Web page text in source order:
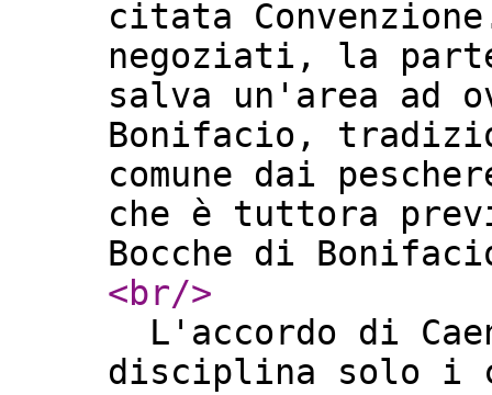
citata
negoziati, la
salva un'area ad
Bonifacio,
comune dai
che è tuttora
Bocche di
<br/>
L'accordo di
disciplina solo i